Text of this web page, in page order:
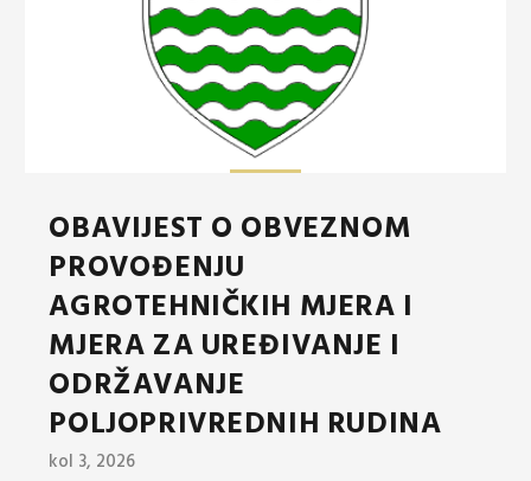
OBAVIJEST O OBVEZNOM
PROVOĐENJU
AGROTEHNIČKIH MJERA I
MJERA ZA UREĐIVANJE I
ODRŽAVANJE
POLJOPRIVREDNIH RUDINA
kol 3, 2026